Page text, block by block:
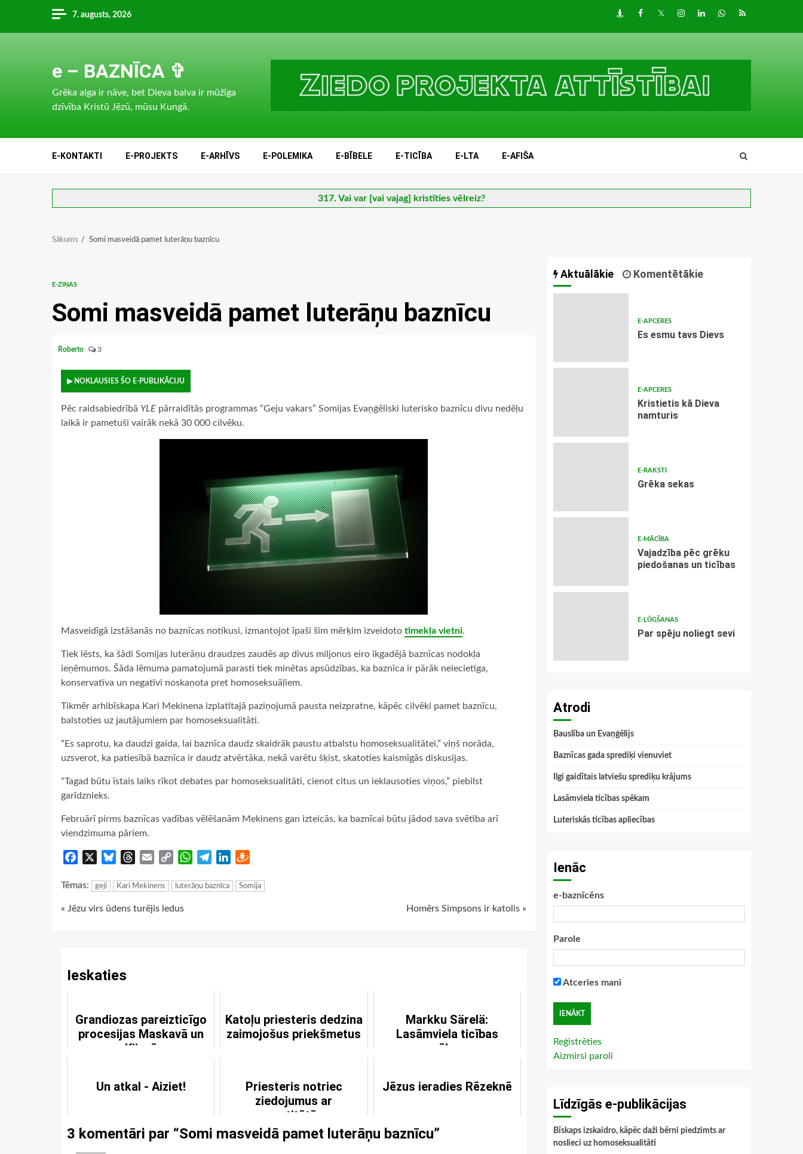
content
7. augusts, 2026 DraugiemFacebook
TwitterInstagram
LinkedInwhatsapp
RSS
e – BAZNĪCA ✞
Grēka alga ir nāve, bet Dieva balva ir mūžīga
dzīvība Kristū Jēzū, mūsu Kungā.
E-KONTAKTI E-PROJEKTS E-ARHĪVS E-POLEMIKA E-BĪBELE E-TICĪBA E-LTA E-AFIŠA
317. Vai var [vai vajag] kristīties vēlreiz?
Sākums Somi masveidā pamet luterāņu baznīcu
E-ZIŅAS
Somi masveidā pamet luterāņu baznīcu
Roberto 3
▶ NOKLAUSIES ŠO E-PUBLIKĀCIJU
Pēc raidsabiedrībā YLE pārraidītās programmas “Geju vakars” Somijas Evaņģēliski luterisko baznīcu divu nedēļu
laikā ir pametuši vairāk nekā 30 000 cilvēku.
Masveidīgā izstāšanās no baznīcas notikusi, izmantojot īpaši šim mērķim izveidoto tīmekļa vietni.
Tiek lēsts, ka šādi Somijas luterāņu draudzes zaudēs ap divus miljonus eiro ikgadējā baznīcas nodokļa
ieņēmumos. Šāda lēmuma pamatojumā parasti tiek minētas apsūdzības, ka baznīca ir pārāk neiecietīga,
konservatīva un negatīvi noskaņota pret homoseksuāļiem.
Tikmēr arhibīskapa Kari Mekinena izplatītajā paziņojumā pausta neizpratne, kāpēc cilvēki pamet baznīcu,
balstoties uz jautājumiem par homoseksualitāti.
“Es saprotu, ka daudzi gaida, lai baznīca daudz skaidrāk paustu atbalstu homoseksualitātei,” viņš norāda,
uzsverot, ka patiesībā baznīca ir daudz atvērtāka, nekā varētu šķist, skatoties kaismīgās diskusijas.
“Tagad būtu īstais laiks rīkot debates par homoseksualitāti, cienot citus un ieklausoties viņos,” piebilst
garīdznieks.
Februārī pirms baznīcas vadības vēlēšanām Mekinens gan izteicās, ka baznīcai būtu jādod sava svētība arī
viendzimuma pāriem.
Facebook BlueskyThreads
Email
Copy
WhatsApp
TelegramLinkedIn
Tēmas: geji Kari Mekinens luterāņu baznīca Somija
Continue
« Jēzu virs ūdens turējis ledus Homērs Simpsons ir katolis »
Ieskaties
Grandiozas pareizticīgo
procesijas Maskavā un
Kijevā
Katoļu priesteris dedzina
zaimojošus priekšmetus
Markku Särelä:
Lasāmviela ticības
spēkam
Un atkal - Aiziet!
Priesteris notriec
ziedojumus ar
prostitūtām
Jēzus ieradies Rēzeknē
3 komentāri par “Somi masveidā pamet luterāņu baznīcu”
Aktuālākie Komentētākie
E-APCERES
Es esmu tavs Dievs
E-APCERES
Kristietis kā Dieva
namturis
E-RAKSTI
Grēka sekas
E-MĀCĪBA
Vajadzība pēc grēku
piedošanas un ticības
E-LŪGŠANAS
Par spēju noliegt sevi
Atrodi
Bauslība un Evaņģēlijs
Baznīcas gada sprediķi vienuviet
Ilgi gaidītais latviešu sprediķu krājums
Lasāmviela ticības spēkam
Luteriskās ticības apliecības
Ienāc
e-baznīcēns
Parole
Atceries mani
Reģistrēties
Aizmirsi paroli
Līdzīgās e-publikācijas
Bīskaps izskaidro, kāpēc daži bērni piedzimts ar
noslieci uz homoseksualitāti